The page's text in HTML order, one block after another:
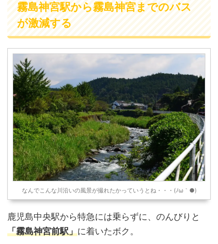
霧島神宮駅から霧島神宮までのバス
が激減する
なんでこんな川沿いの風景が撮れたかっていうとね・・・(ﾉω｀●)
鹿児島中央駅から特急には乗らずに、のんびりと
「霧島神宮前駅」に着いたボク。